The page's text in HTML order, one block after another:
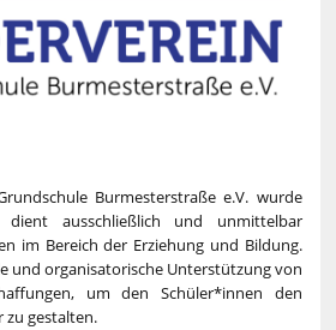
Burmesterstraße e.V. wurde
ausschließlich und unmittelbar
im Bereich der Erziehung und Bildung.
und organisatorische Unterstützung von
um den Schüler*innen den
zu gestalten.